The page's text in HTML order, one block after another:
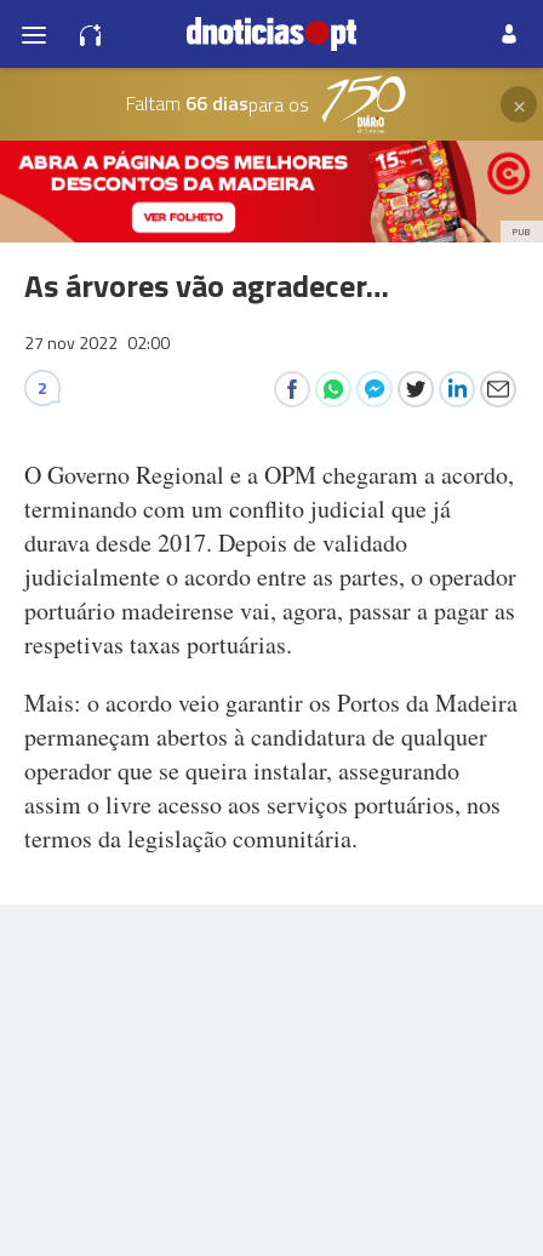
Faltam 66 diaspara os ×
PUB
As árvores vão agradecer…
27 nov 2022 02:00
2
O Governo Regional e a OPM chegaram a acordo,
terminando com um conflito judicial que já
durava desde 2017. Depois de validado
judicialmente o acordo entre as partes, o operador
portuário madeirense vai, agora, passar a pagar as
respetivas taxas portuárias.
Mais: o acordo veio garantir os Portos da Madeira
permaneçam abertos à candidatura de qualquer
operador que se queira instalar, assegurando
assim o livre acesso aos serviços portuários, nos
termos da legislação comunitária.